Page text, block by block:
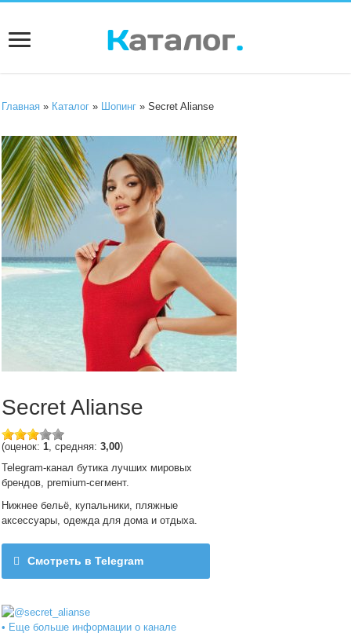
Главная » Каталог » Шопинг » Secret Alianse
Secret Alianse
(оценок:1, средняя:3,00)
Telegram-канал бутика лучших мировых
брендов, premium-сегмент.
Нижнее бельё, купальники, пляжные
аксессуары, одежда для дома и отдыха.
Смотреть в Telegram
• Еще больше информации о канале